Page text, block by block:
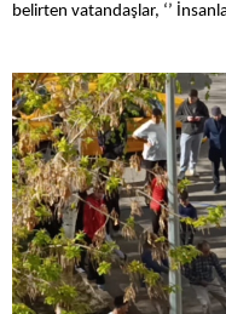
belirten vatandaşlar, ‘’